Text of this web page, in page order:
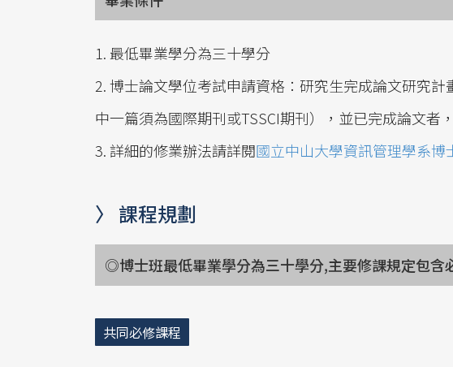
1. 最低畢業學分為三十學分
2. 博士論文學位考試申請資格：研究生完成論文研究
中一篇須為國際期刊或TSSCI期刊），並已完成論文者
3. 詳細的修業辦法請詳閱國立中山大學資訊管理學系
〉 課程規劃
◎博士班最低畢業學分為三十學分,主要修課規定包含
共同必修課程